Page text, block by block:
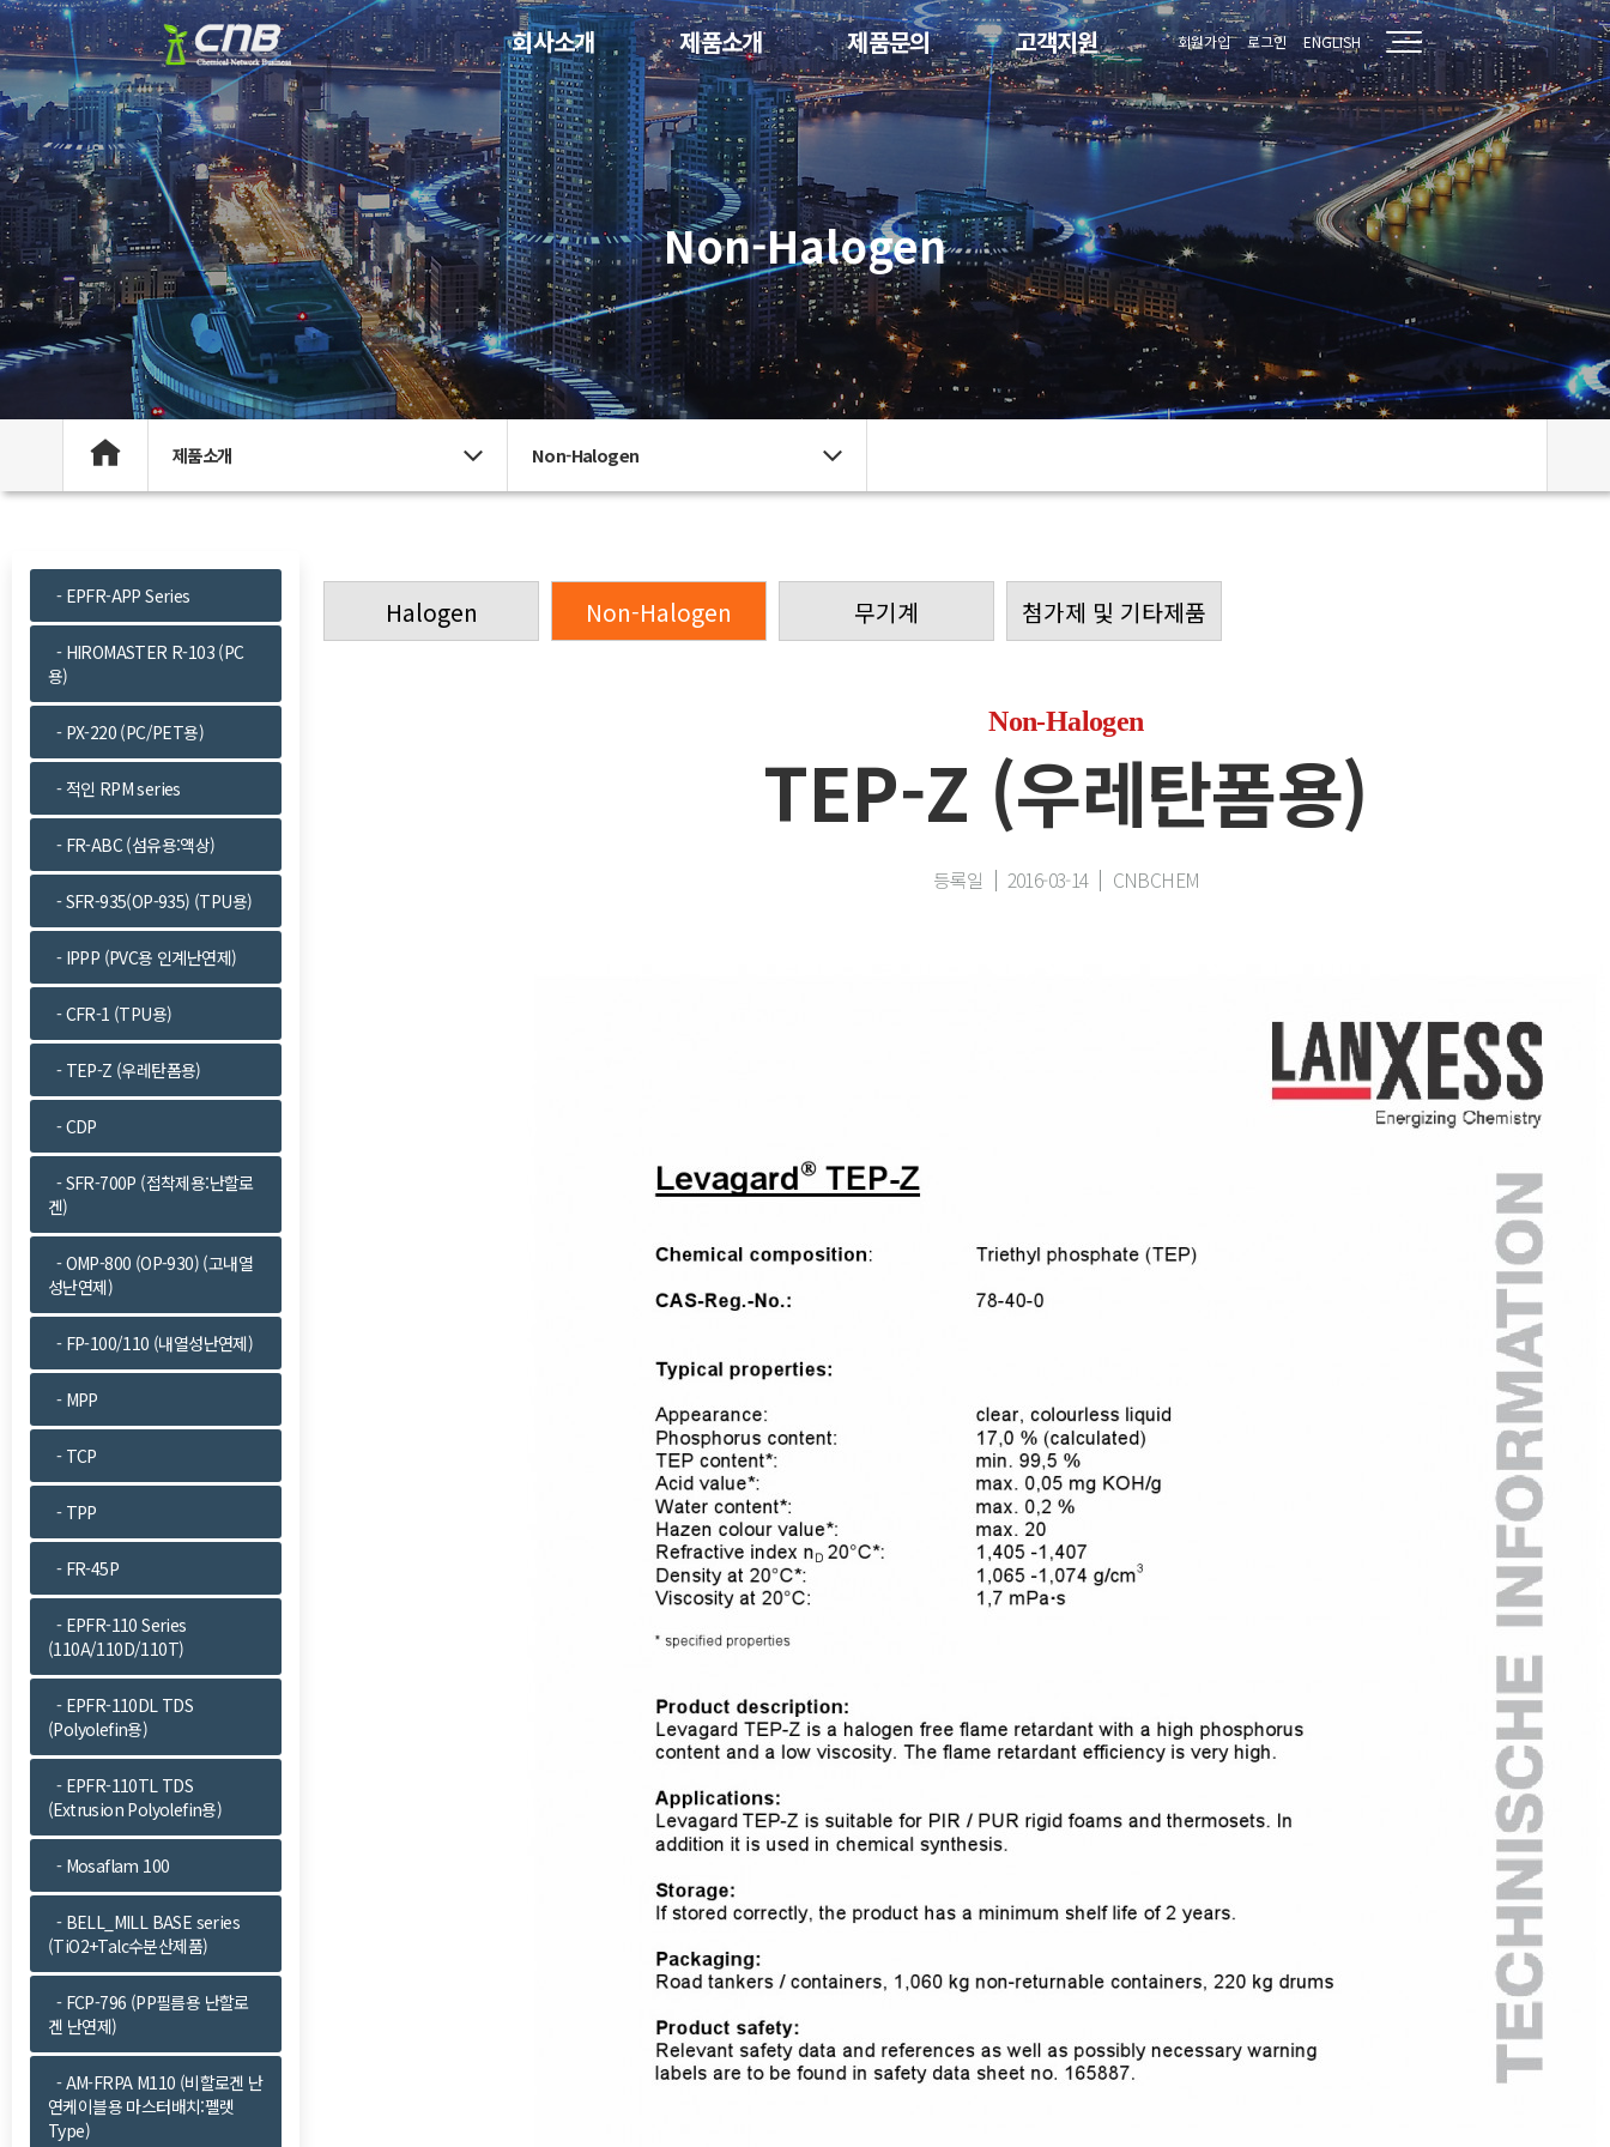
회사소개 제품소개 제품문의 고객지원 회원가입 로그인 ENGLISH
Non-Halogen
제품소개 Non-Halogen
- EPFR-APP Series
- HIROMASTER R-103 (PC
용)
- PX-220 (PC/PET용)
- 적인 RPM series
- FR-ABC (섬유용:액상)
- SFR-935(OP-935) (TPU용)
- IPPP (PVC용 인계난연제)
- CFR-1 (TPU용)
- TEP-Z (우레탄폼용)
- CDP
- SFR-700P (접착제용:난할로
겐)
- OMP-800 (OP-930) (고내열
성난연제)
- FP-100/110 (내열성난연제)
- MPP
- TCP
- TPP
- FR-45P
- EPFR-110 Series
(110A/110D/110T)
- EPFR-110DL TDS
(Polyolefin용)
- EPFR-110TL TDS
(Extrusion Polyolefin용)
- Mosaflam 100
- BELL_MILL BASE series
(TiO2+Talc수분산제품)
- FCP-796 (PP필름용 난할로
겐 난연제)
- AM-FRPA M110 (비할로겐 난
연케이블용 마스터배치:펠렛
Type)
Halogen Non-Halogen 무기계 첨가제 및 기타제품
Non-Halogen
TEP-Z (우레탄폼용)
등록일 2016-03-14 CNBCHEM